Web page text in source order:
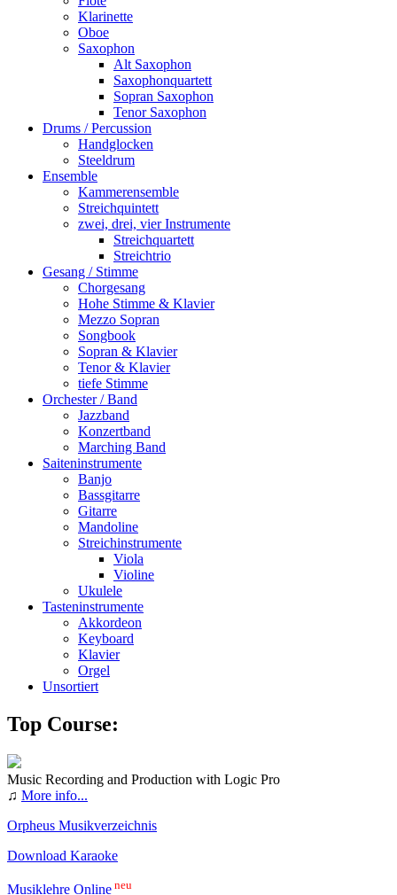
Klarinette
Oboe
Saxophon
Alt Saxophon
Saxophonquartett
Sopran Saxophon
Tenor Saxophon
Drums / Percussion
Handglocken
Steeldrum
Ensemble
Kammerensemble
Streichquintett
zwei, drei, vier Instrumente
Streichquartett
Streichtrio
Gesang / Stimme
Chorgesang
Hohe Stimme & Klavier
Mezzo Sopran
Songbook
Sopran & Klavier
Tenor & Klavier
tiefe Stimme
Orchester / Band
Jazzband
Konzertband
Marching Band
Saiteninstrumente
Banjo
Bassgitarre
Gitarre
Mandoline
Streichinstrumente
Viola
Violine
Ukulele
Tasteninstrumente
Akkordeon
Keyboard
Klavier
Orgel
Unsortiert
Top Course:
Music Recording and Production with Logic Pro
♫ More info...
Orpheus Musikverzeichnis
Download Karaoke
Musiklehre Online neu